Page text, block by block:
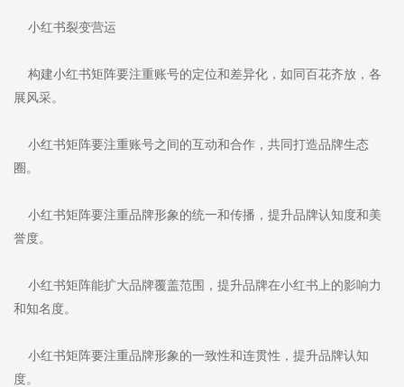
小红书裂变营运
构建小红书矩阵要注重账号的定位和差异化，如同百花齐放，各
展风采。
小红书矩阵要注重账号之间的互动和合作，共同打造品牌生态
圈。
小红书矩阵要注重品牌形象的统一和传播，提升品牌认知度和美
誉度。
小红书矩阵能扩大品牌覆盖范围，提升品牌在小红书上的影响力
和知名度。
小红书矩阵要注重品牌形象的一致性和连贯性，提升品牌认知
度。